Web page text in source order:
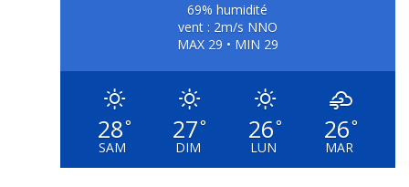
69% humidité
vent : 2m/s NNO
MAX 29 • MIN 29
28°
SAM
27°
DIM
26°
LUN
26°
MAR